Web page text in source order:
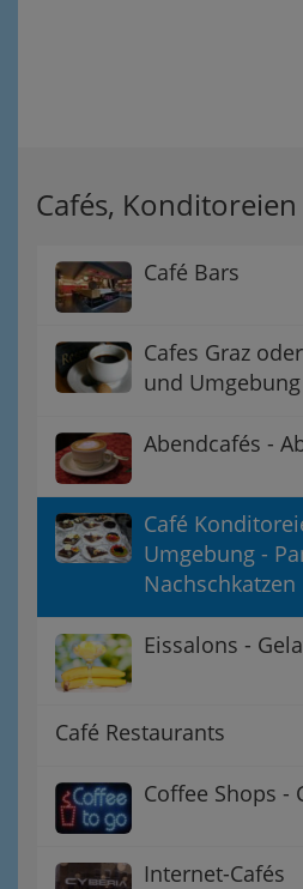
Cafés, Konditoreien
Café Bars
Cafes Graz
und Umgebung
Abendcafés -
Café
Umgebung -
Nachschkatzen
Eissalons -
Café Restaurants
Coffee Shops -
Internet-Cafés